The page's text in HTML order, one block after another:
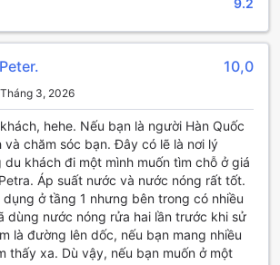
Tại đây, bạn có thể thưởng thức những
được pha chế bởi những bartender tài
còn thường xuyên tổ chức các sự kiện
và DJ, tạo ra không khí sôi động và
hàng. Đây là nơi tuyệt vời để kết nối với
nghiệm văn hóa địa phương qua âm
Hãy ghé thăm quầy bar tại Town Check-
kỷ niệm khó quên trong chuyến hành
của bạn!
Thao Tại Town Check-In
9.2
10,0
3, 2026
hehe. Nếu bạn là người Hàn Quốc
và chăm sóc bạn. Đây có lẽ là nơi lý
khách đi một mình muốn tìm chỗ ở giá
Áp suất nước và nước nóng rất tốt.
ở tầng 1 nhưng bên trong có nhiều
dùng nước nóng rửa hai lần trước khi sử
là đường lên dốc, nếu bạn mang nhiều
thấy xa. Dù vậy, nếu bạn muốn ở một